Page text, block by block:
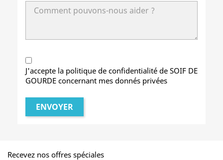
J'accepte la politique de confidentialité de SOIF DE
GOURDE concernant mes donnés privées
Recevez nos offres spéciales